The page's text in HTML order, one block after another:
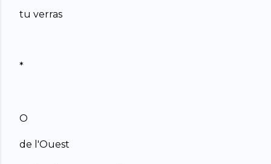
tu verras
*
O
de l'Ouest